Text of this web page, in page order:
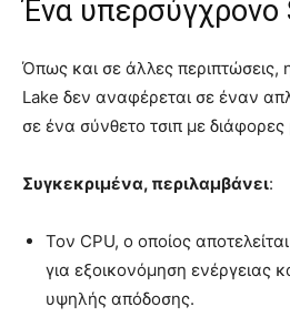
Ένα υπερσύγχρονο
Όπως και σε άλλες περιπτώσεις,
Lake δεν αναφέρεται σε έναν
σε ένα σύνθετο τσιπ με
Συγκεκριμένα, περιλαμβάνει:
Τον CPU, ο οποίος
για εξοικονόμηση ενέργειας
υψηλής απόδοσης.